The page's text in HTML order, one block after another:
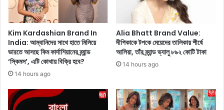
ত
?
দি
ন
বা
ড়
ছে
?
এ
ন
ই
Kim Kardashian Brand In
India: আম্বানিদের সাথে হাতে মিলিয়ে
ভারতে আসছে কিম কার্দাশিয়ানের ব্র্যান্ড
‘স্কিমস’, এটি কোথায় বিক্রি হবে?
14 hours ago
Alia Bhatt Brand Value:
দীপিকাকে টপকে মেয়েদের তালিকায় শীর্ষে
আলিয়া, তাঁর ব্র্যান্ড ভ্যালু ৮৯২ কোটি টাকা
14 hours ago